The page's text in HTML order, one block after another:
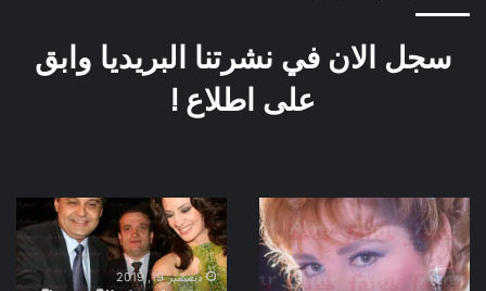
سجل الان في نشرتنا البريديا وابق
على اطلاع !
صورة
نادرة
ايمان
الطوخى
صورة
نادرة
كواليس
حفلديسمبر 19, 2019